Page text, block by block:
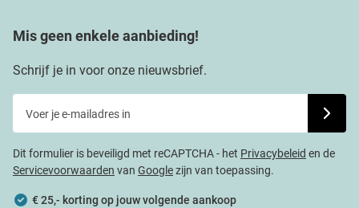
Mis geen enkele aanbieding!
Schrijf je in voor onze nieuwsbrief.
Dit formulier is beveiligd met reCAPTCHA - het Privacybeleid en de
Servicevoorwaarden van Googlezijn van toepassing.
€ 25,- korting op jouw volgende aankoop